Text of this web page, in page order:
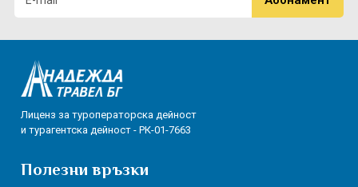
Лиценз за туроператорска дейност
и турагентска дейност - РК-01-7663
Полезни връзки